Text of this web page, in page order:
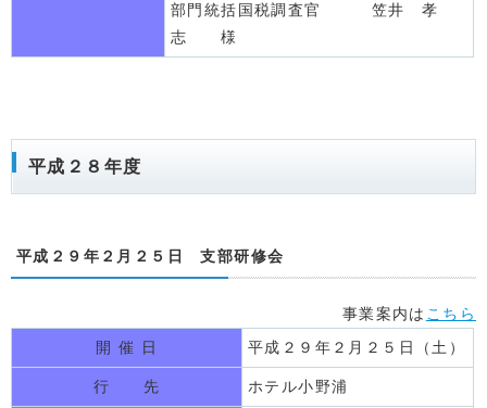
部門統括国税調査官 笠井 孝
志 様
平成２８年度
平成２９年２月２５日 支部研修会
事業案内は こちら
開 催 日
平成２９年２月２５日（土）
行 先 ホテル小野浦